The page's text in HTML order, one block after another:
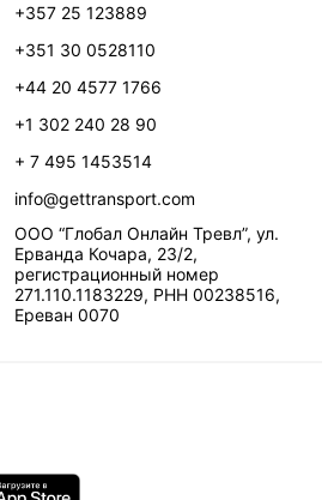
+357 25 123889
+351 30 0528110
+44 20 4577 1766
+1 302 240 28 90
+ 7 495 1453514
info@gettransport.com
ООО “Глобал Онлайн Тревл”, ул.
Ерванда Кочара, 23/2,
регистрационный номер
271.110.1183229, РНН 00238516,
Ереван 0070